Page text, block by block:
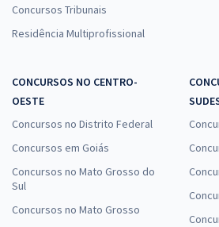
Concursos Tribunais
Residência Multiprofissional
CONCURSOS NO CENTRO-
OESTE
Concursos no Distrito Federal
Concursos em Goiás
Concursos no Mato Grosso do
Sul
Concursos no Mato Grosso